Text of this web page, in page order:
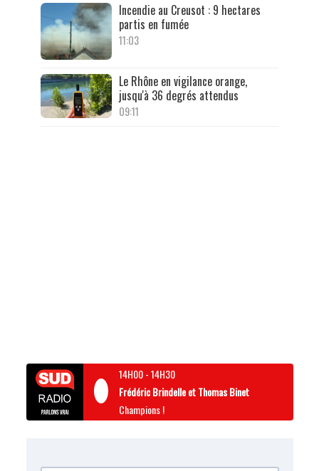
Incendie au Creusot : 9 hectares
partis en fumée
11:03
Le Rhône en vigilance orange,
jusqu'à 36 degrés attendus
09:11
14H00-14H30
Frédéric Brindelle et Thomas Binet
Champions !